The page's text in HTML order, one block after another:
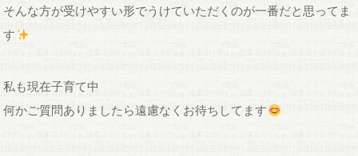
そんな方が受けやすい形でうけていただくのが一番だと思ってま
す
私も現在子育て中
何かご質問ありましたら遠慮なくお待ちしてます